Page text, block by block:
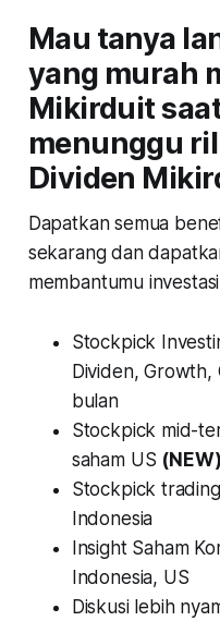
Mau tanya
yang murah
Mikirduit
menunggu
Dividen
Dapatkan semua
sekarang dan
membantumu
Stockpick
Dividen,
bulan
Stockpick mid-
saham US (NEW)
Stockpick
Indonesia
Insight Saham
Indonesia, US
Diskusi lebih